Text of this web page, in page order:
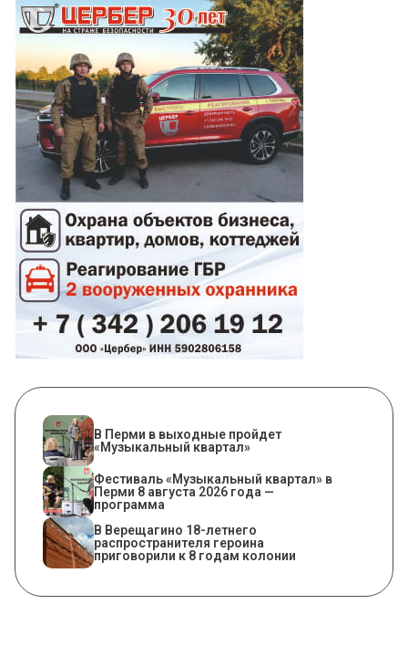
В Перми в выходные пройдет
«Музыкальный квартал»
Фестиваль «Музыкальный квартал» в
Перми 8 августа 2026 года —
программа
В Верещагино 18-летнего
распространителя героина
приговорили к 8 годам колонии